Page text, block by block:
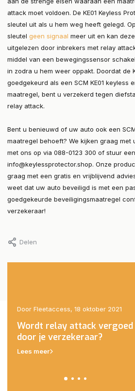
attack moet voldoen. De KE01 Keyless
sleutel uit als u hem weg heeft gelegd.
sleutel geen signaal meer uit en kan
uitgelezen door inbrekers met relay
middel van een bewegingssensor
in zodra u hem weer oppakt. Doordat de
goedgekeurd als een SCM KE01 keyless
maatregel, bent u verzekerd tegen
relay attack.
Bent u benieuwd of uw auto ook een
maatregel behoeft? We kijken graag met
met ons op via 088-0123 300 of stuur
info@keylessprotector.shop. Onze
graag met een gratis en vrijblijvend
weet dat uw auto beveiligd is met een
goedgekeurde beveiligingsmaatregel
verzekeraar!
Delen
Door Fleetaccess, 18 oktober 2021
Wordt relay attack vergoed
door je verzekeraar?
Lees meer